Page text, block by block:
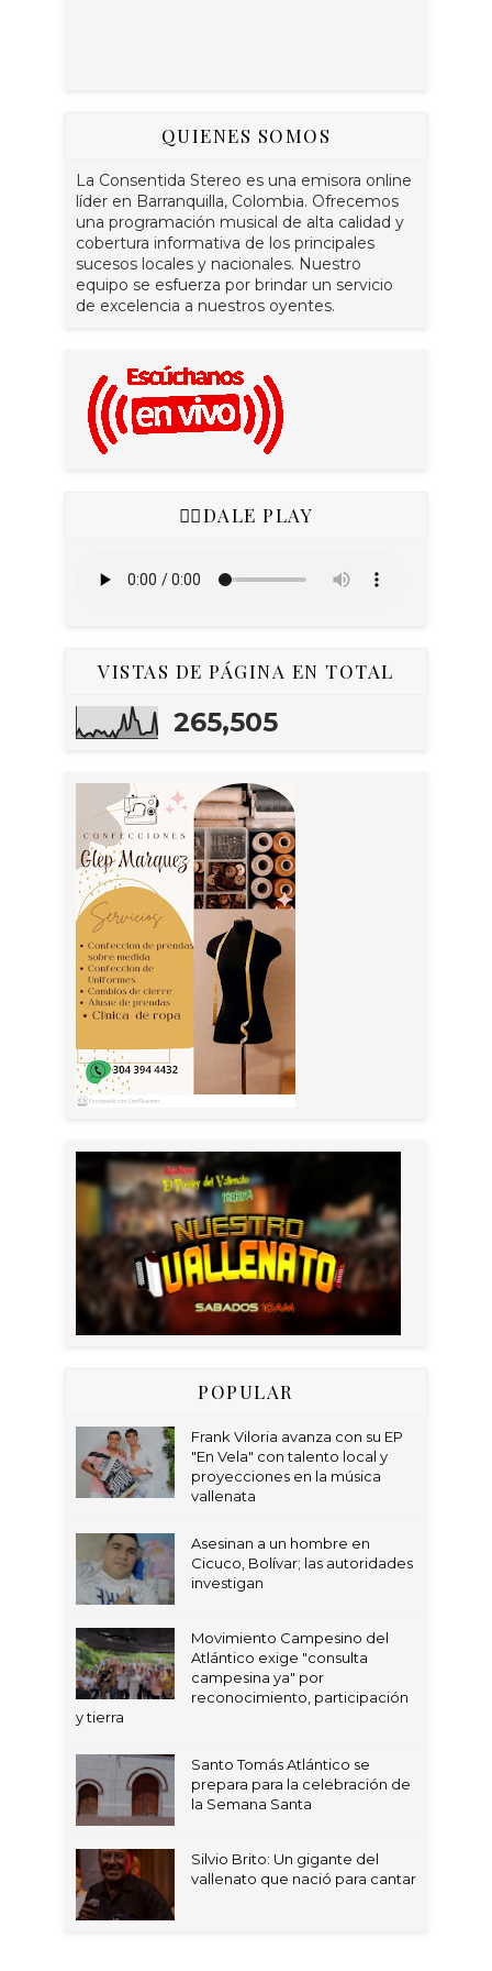
QUIENES SOMOS
La Consentida Stereo es una emisora online
líder en Barranquilla, Colombia. Ofrecemos
una programación musical de alta calidad y
cobertura informativa de los principales
sucesos locales y nacionales. Nuestro
equipo se esfuerza por brindar un servicio
de excelencia a nuestros oyentes.
👇🏻DALE PLAY
VISTAS DE PÁGINA EN TOTAL
265,505
POPULAR
Frank Viloria avanza con su EP
"En Vela" con talento local y
proyecciones en la música
vallenata
Asesinan a un hombre en
Cicuco, Bolívar; las autoridades
investigan
Movimiento Campesino del
Atlántico exige "consulta
campesina ya" por
reconocimiento, participación
y tierra
Santo Tomás Atlántico se
prepara para la celebración de
la Semana Santa
Silvio Brito: Un gigante del
vallenato que nació para cantar